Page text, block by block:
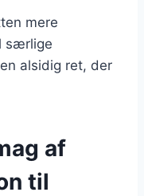
mere
særlige
alsidig ret, der
af
til